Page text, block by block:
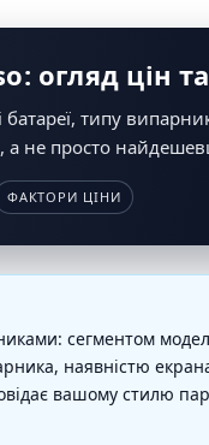
огляд цін
типу
а не просто
ФАКТОРИ ЦІНИ
сегментом
наявністю
вашому стилю